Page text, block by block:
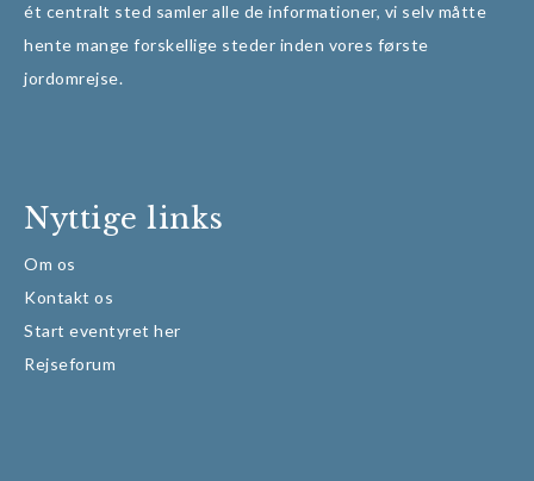
ét centralt sted samler alle de informationer, vi selv måtte
hente mange forskellige steder inden vores første
jordomrejse.
Nyttige links
Om os
Kontakt os
Start eventyret her
Rejseforum